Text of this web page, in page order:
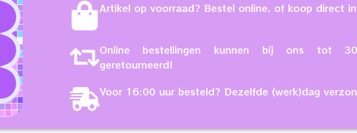
Artikel op voorraad? Bestel online, of koop direct
Online bestellingen kunnen bij ons tot
geretourneerd!
Voor 16:00 uur besteld? Dezelfde (werk)dag